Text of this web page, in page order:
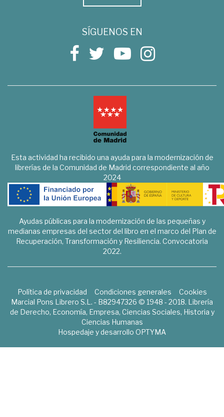
SÍGUENOS EN
Esta actividad ha recibido una ayuda para la modernización de
librerías de la Comunidad de Madrid correspondiente al año
2024
Ayudas públicas para la modernización de las pequeñas y
medianas empresas del sector del libro en el marco del Plan de
Recuperación, Transformación y Resiliencia. Convocatoria
2022.
Política de privacidad Condiciones generales
Cookies
Marcial Pons Librero S.L. - B82947326 © 1948 - 2018. Librería
de Derecho, Economía, Empresa, Ciencias Sociales, Historia y
Ciencias Humanas
Hospedaje y desarrollo OPTYMA